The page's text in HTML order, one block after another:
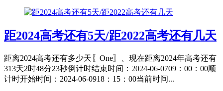
距2024高考还有5天/距2022高考还有几天
距离2024高考还有多少天〖One〗、现在距离2024年高考还有
313天2时48分23秒倒计时结束时间：2024-06-0709：00：00顺
计时开始时间：2024-06-0918：15：00当前时间...